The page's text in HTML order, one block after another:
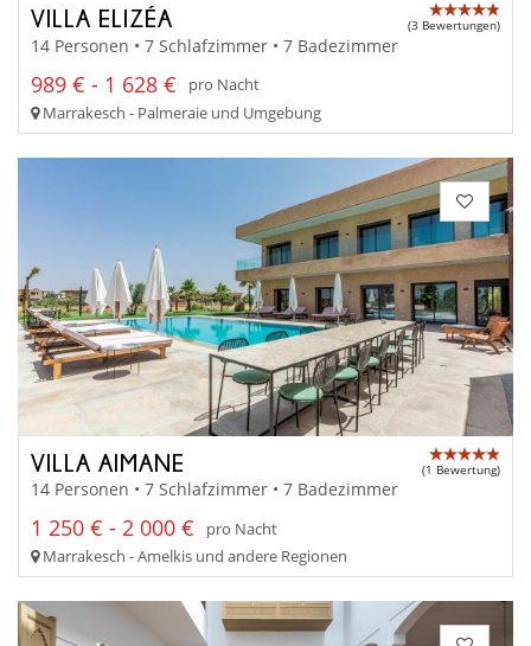
VILLA ELIZÉA (3 Bewertungen)
14 Personen • 7 Schlafzimmer • 7 Badezimmer
989 € - 1 628 €
pro Nacht
Marrakesch - Palmeraie und Umgebung
VILLA AIMANE (1 Bewertung)
14 Personen • 7 Schlafzimmer • 7 Badezimmer
1 250 € - 2 000 €
pro Nacht
Marrakesch - Amelkis und andere Regionen